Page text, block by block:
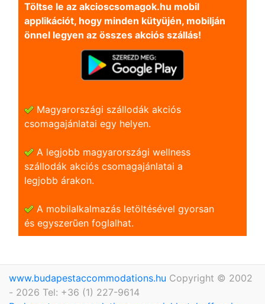
Töltse le az akcioscsomagok.hu mobil
applikációt, hogy minden kütyüjén, mobilján
önnel legyen az összes akciós szállás!
Magyarországi szállodák akciós
csomagajánlatai egy helyen.
A legjobb magyarországi wellness
szállodák akciós csomagajánlatai a
legjobb árakon.
A mobilalkalmazás letöltésével gyorsan
és egyszerũen foglalhat.
www.budapestaccommodations.hu Copyright © 2002
- 2026 Tel: +36 (1) 227-9614